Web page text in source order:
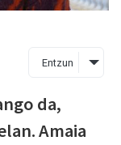
Entzun
da,
Amaia